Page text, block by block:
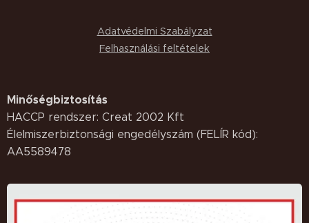
Adatvédelmi Szabályzat
Felhasználási feltételek
Minőségbiztosítás
HACCP rendszer: Creat 2002 Kft
Élelmiszerbiztonsági engedélyszám (FELÍR kód):
AA5589478